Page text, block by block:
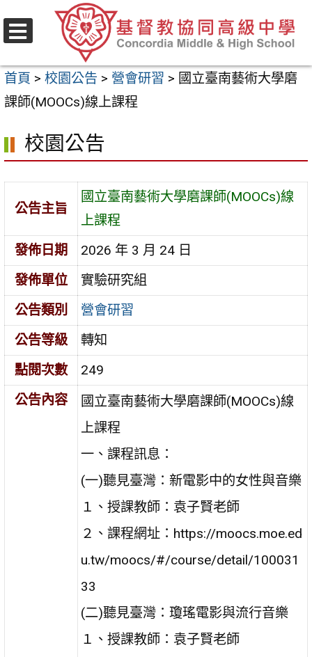
至
要
內
區
首頁 > 校園公告 > 營會研習 > 國立臺南藝術大學磨
課師(MOOCs)線上課程
校園公告
公告主旨
國立臺南藝術大學磨課師(MOOCs)線
上課程
發佈日期
2026 年 3 月 24 日
發佈單位
實驗研究組
公告類別
營會研習
公告等級
轉知
點閱次數
249
公告內容
國立臺南藝術大學磨課師(MOOCs)線
上課程
一、課程訊息：
(一)聽見臺灣：新電影中的女性與音樂
１、授課教師：袁子賢老師
２、課程網址：https://moocs.moe.ed
u.tw/moocs/#/course/detail/100031
33
(二)聽見臺灣：瓊瑤電影與流行音樂
１、授課教師：袁子賢老師
選
單